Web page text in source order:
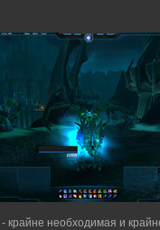
- крайне необходимая и